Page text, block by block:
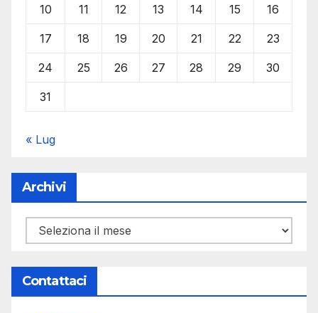
10 11 12 13 14 15 16
17 18 19 20 21 22 23
24 25 26 27 28 29 30
31
« Lug
Archivi
Archivi
Contattaci